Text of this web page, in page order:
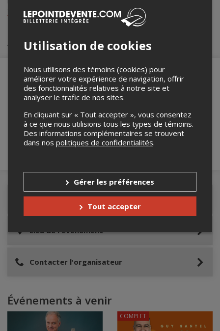
contacter l’organisateur de l’événement, Les Diffusions Pointe-
Valaine, àadjointe@pointevalaine.ca.
Achat de billets
Merci de confirmer que vous n'êtes pas un
Détails de l'événement
Lieu de l'événement
Contacter l'organisateur
Événements à venir
COMPLET
Utilisation de cookies
Nous utilisons des témoins (cookies) pour
améliorer votre expérience de navigation, offrir
des fonctionnalités relatives à notre site et
analyser le trafic de nos sites.
En cliquant sur « Tout accepter », vous consentez
à ce que nous utilisions tous les types de témoins.
Des informations complémentaires se trouvent
dans nos politiques de confidentialités.
Gérer les préférences
Tout accepter